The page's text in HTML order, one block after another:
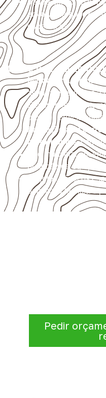
Valide com o
envolva carga,
específicos.
Onde o produto
Marcenaria e
ambientes sujeitos à
Revestimentos
projetos profissionais.
Aplicações em
motorhomes,
Uso industrial em
proteção de
Projetos náuticos
pela ficha técnica e
Pedir